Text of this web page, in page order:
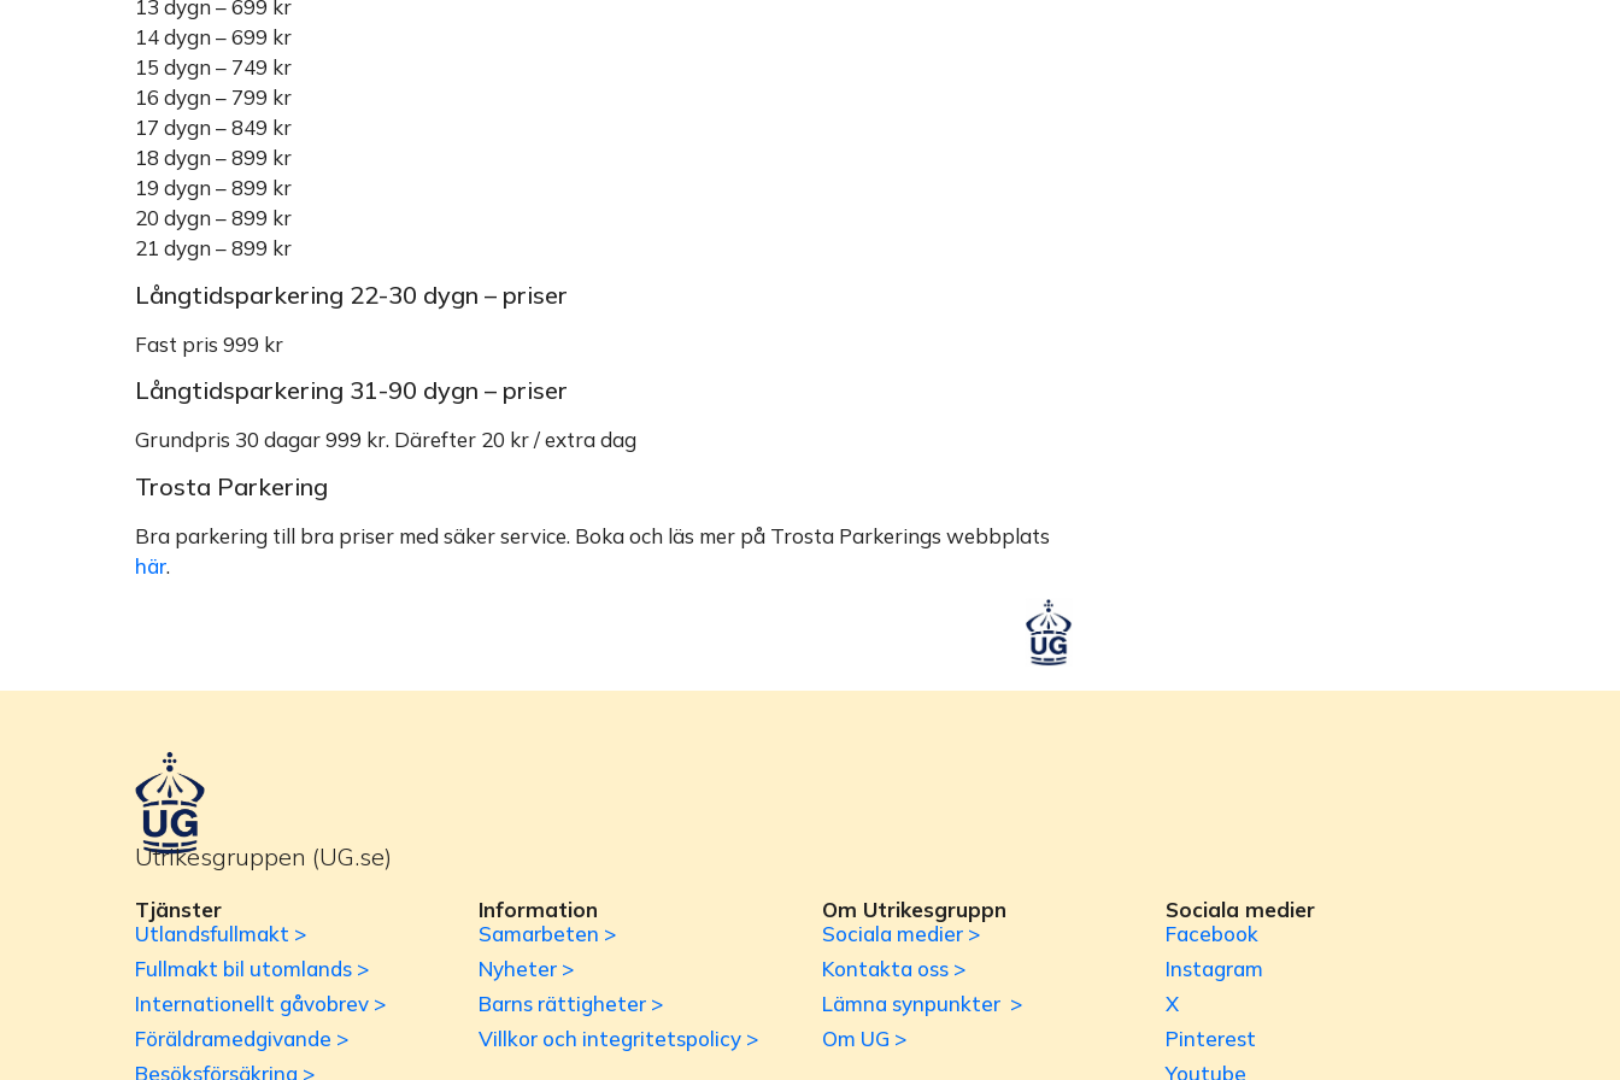
13 dygn – 699 kr
14 dygn – 699 kr
15 dygn – 749 kr
16 dygn – 799 kr
17 dygn – 849 kr
18 dygn – 899 kr
19 dygn – 899 kr
20 dygn – 899 kr
21 dygn – 899 kr
Långtidsparkering 22-30 dygn – priser
Fast pris 999 kr
Långtidsparkering 31-90 dygn – priser
Grundpris 30 dagar 999 kr. Därefter 20 kr / extra dag
Trosta Parkering
Bra parkering till bra priser med säker service. Boka och läs mer på Trosta Parkerings webbplats
här.
Utrikesgruppen (UG.se)
Tjänster
Utlandsfullmakt >
Fullmakt bil utomlands >
Internationellt gåvobrev >
Föräldramedgivande >
Besöksförsäkring >
Information
Samarbeten >
Nyheter >
Barns rättigheter >
Villkor och integritetspolicy >
Om Utrikesgruppn
Sociala medier >
Kontakta oss >
Lämna synpunkter >
Om UG >
Sociala medier
Facebook
Instagram
X
Pinterest
Youtube